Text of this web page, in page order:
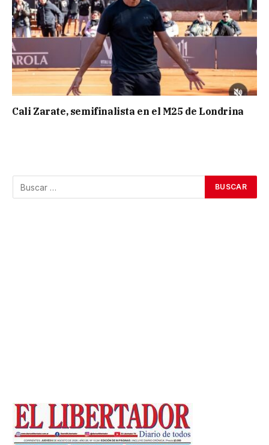
Cali Zarate, semifinalista en el M25 de Londrina